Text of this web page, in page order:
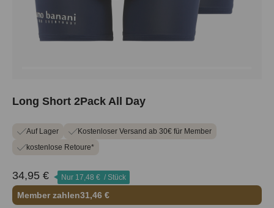
Long Short 2Pack All Day
Auf Lager
Kostenloser Versand ab 30€ für Member
kostenlose Retoure*
34,95 € Nur 17,48 € / Stück
Member zahlen31,46 €